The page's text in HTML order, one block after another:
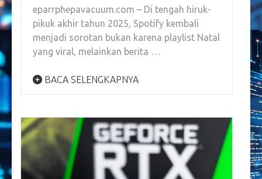
eparrphepavacuum.com – Di tengah hiruk-
pikuk akhir tahun 2025, Spotify kembali
menjadi sorotan bukan karena playlist Natal
yang viral, melainkan berita …
BACA SELENGKAPNYA